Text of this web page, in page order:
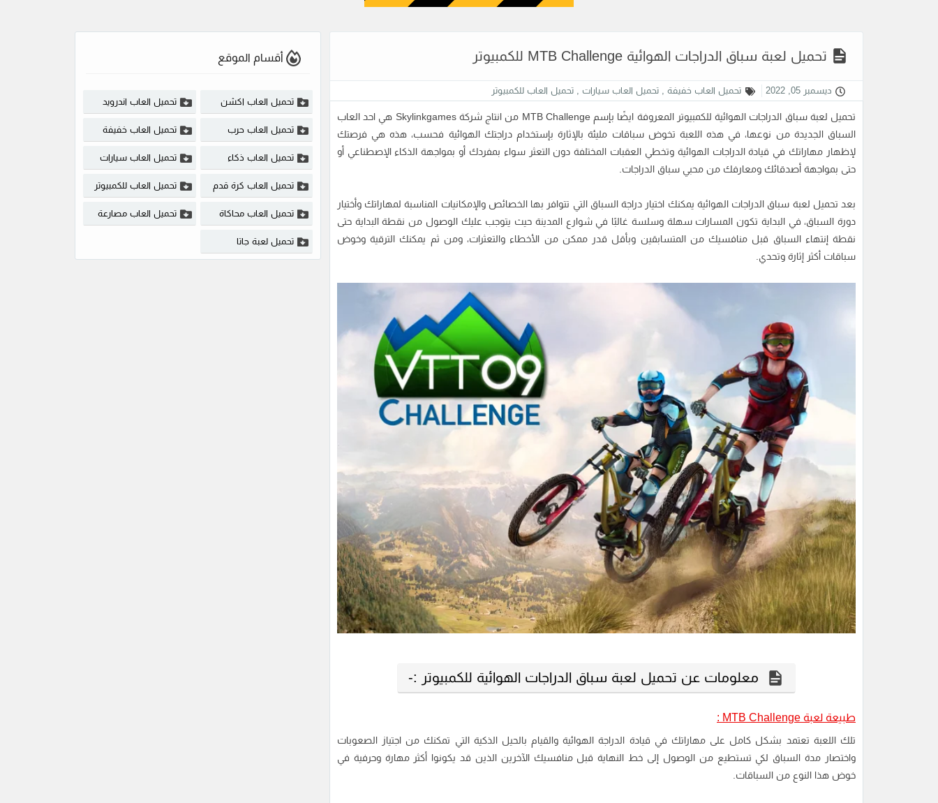
تحميل لعبة سباق الدراجات الهوائية MTB Challenge للكمبيوتر
ديسمبر 05, 2022 تحميل العاب خفيفة , تحميل العاب سيارات , تحميل العاب للكمبيوتر
تحميل لعبة سباق الدراجات الهوائية
للكمبيوتر المعروفة ايضًا بإسم MTB Challenge من انتاج شركة Skylinkgames هي احد العاب
السباق الجديدة من نوعها، في هذه اللعبة تخوض سباقات مليئة بالإثارة بإستخدام دراجتك الهوائية فحسب، هذه هي فرصتك
لإظهار مهاراتك في قيادة الدراجات الهوائية وتخطي العقبات المختلفة دون التعثر سواء بمفردك أو بمواجهة الذكاء الإصطناعي أو
حتى بمواجهة أصدقائك ومعارفك من محبي سباق الدراجات.
بعد تحميل لعبة سباق الدراجات الهوائية يمكنك اختيار دراجة السباق التي تتوافر بها الخصائص والإمكانيات المناسبة لمهاراتك وأختيار
دورة السباق، في البداية تكون المسارات سهلة وسلسة غالبًا في شوارع المدينة حيث يتوجب عليك الوصول من نقطة البداية حتى
نقطة إنتهاء السباق قبل منافسيك من المتسابقين وبأقل قدر ممكن من الأخطاء والتعثرات، ومن ثم يمكنك الترقية وخوض
سباقات أكثر إثارة وتحدي.
معلومات عن تحميل لعبة سباق الدراجات الهوائية للكمبيوتر :-
طبيعة لعبة MTB Challenge :
تلك اللعبة تعتمد بشكل كامل على مهاراتك في قيادة الدراجة الهوائية والقيام بالحيل الذكية التي تمكنك من اجتياز الصعوبات
واختصار مدة السباق لكي تستطيع من الوصول إلى خط النهاية قبل منافسيك الآخرين الذين قد يكونوا أكثر مهارة وحرفية في
خوض هذا النوع من السباقات.
أقسام الموقع
تحميل العاب اكشن تحميل العاب اندرويد
تحميل العاب حرب تحميل العاب خفيفة
تحميل العاب ذكاء تحميل العاب سيارات
تحميل العاب كرة قدم تحميل العاب للكمبيوتر
تحميل العاب محاكاة تحميل العاب مصارعة
تحميل لعبة جاتا